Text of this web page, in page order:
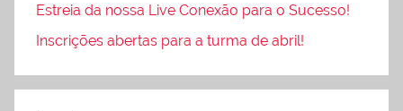
Estreia da nossa Live Conexão para o Sucesso!
Inscrições abertas para a turma de abril!